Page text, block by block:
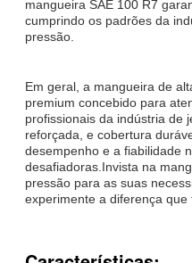
mangueira SAE 100 R7
cumprindo os padrões da
pressão.
Em geral, a mangueira de
premium concebido para
profissionais da indústria de
reforçada, e cobertura
desempenho e a fiabilidade
desafiadoras.Invista na
pressão para as suas
experimente a diferença